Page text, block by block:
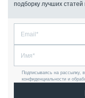
подборку лучших
Подписываясь на рассылку,
конфиденциальности и